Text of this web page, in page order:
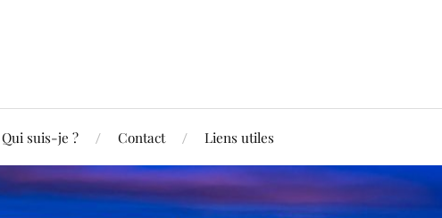
Qui suis-je ? Contact Liens utiles